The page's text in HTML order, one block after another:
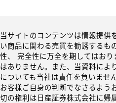
当サイトのコンテンツは情報提供
い商品に関わる売買を勧誘するも
性、 完全性に万全を期してはお
はありません。また、当資料によ
についても当社は責任を負いませ
お客様ご自身の判断でなさるよう
切の権利は日産証券株式会社に帰